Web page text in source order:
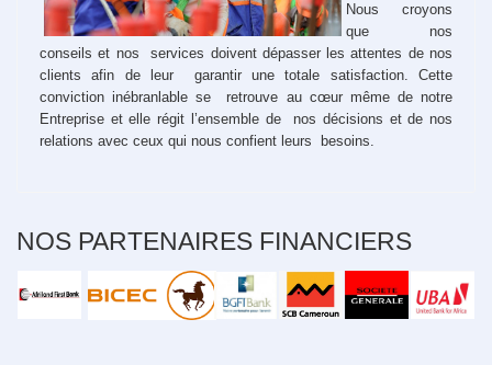
Nous croyons
que nos
conseils et nos services doivent dépasser les attentes de nos
clients afin de leur garantir une totale satisfaction. Cette
conviction inébranlable se retrouve au cœur même de notre
Entreprise et elle régit l’ensemble de nos décisions et de nos
relations avec ceux qui nous confient leurs besoins.
NOS PARTENAIRES FINANCIERS